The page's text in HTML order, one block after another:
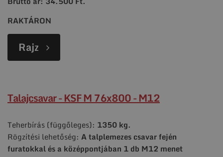
RAKTÁRON
Rajz
Talajcsavar - KSF M 76x800 - M12
Teherbírás (függőleges): 1350 kg.
Rögzítési lehetőség: A talplemezes csavar fején
furatokkal és a középpontjában 1 db M12 menet